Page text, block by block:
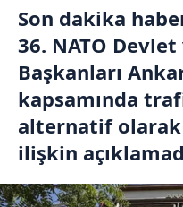
Son dakika
36. NATO
Başkanları
kapsamında
alternatif olarak
ilişkin